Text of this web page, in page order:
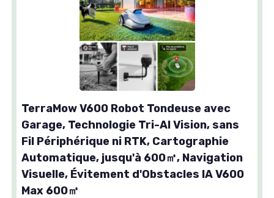
TerraMow V600 Robot Tondeuse avec
Garage, Technologie Tri-AI Vision, sans
Fil Périphérique ni RTK, Cartographie
Automatique, jusqu'à 600㎡, Navigation
Visuelle, Évitement d'Obstacles IA V600
Max 600㎡